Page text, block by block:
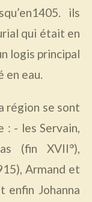
. ils
qui était en
logis principal
en eau.
région se sont
: - les Servain,
(fin XVII°),
Armand et
enfin Johanna